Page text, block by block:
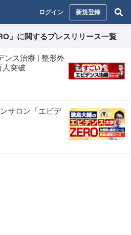
ログイン 新規登録
」に関するプレスリリース一覧
ンス治療 | 整形外
人突破
サロン「エビデ